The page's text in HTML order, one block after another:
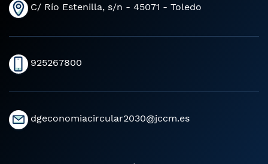
C/ Río Estenilla, s/n - 45071 - Toledo
925267800
dgeconomiacircular2030@jccm.es